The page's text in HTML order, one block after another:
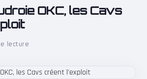
OKC, les Cavs
lecture